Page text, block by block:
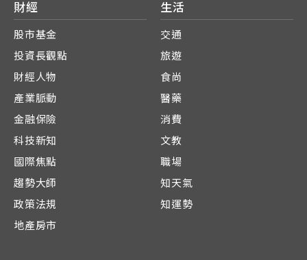
財經
股市基金
投資長觀點
財經人物
產業脈動
金融保險
科技新知
國際焦點
趨勢大師
政策法規
地產房市
生活
交通
旅遊
食尚
醫藥
消費
文教
職場
知天氣
知運勢